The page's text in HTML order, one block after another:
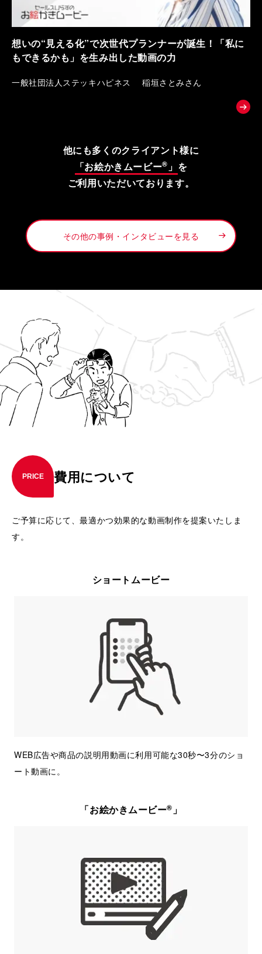
想いの“見える化”で次世代プランナーが誕生！「私に
もできるかも」を生み出した動画の力
一般社団法人ステッキハピネス 稲垣さとみさん
他にも多くのクライアント様に
「お絵かきムービー® 」 を
ご利用いただいております。
その他の事例・インタビューを見る
PRICE 費用について
ご予算に応じて、最適かつ効果的な動画制作を提案いたしま
す。
ショートムービー
WEB広告や商品の説明用動画に利用可能な30秒〜3分のショ
ート動画に。
「お絵かきムービー® 」